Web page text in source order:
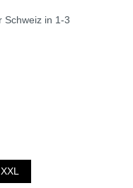
Schweiz in 1-3
XXL